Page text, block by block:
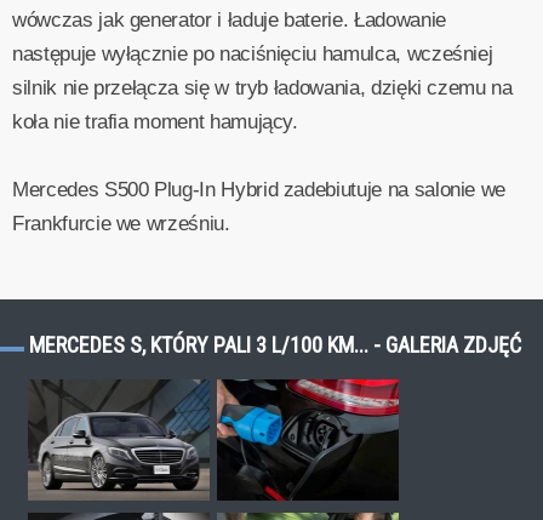
wówczas jak generator i ładuje baterie. Ładowanie
następuje wyłącznie po naciśnięciu hamulca, wcześniej
silnik nie przełącza się w tryb ładowania, dzięki czemu na
koła nie trafia moment hamujący.
Mercedes S500 Plug-In Hybrid zadebiutuje na salonie we
Frankfurcie we wrześniu.
MERCEDES S, KTÓRY PALI 3 L/100 KM... - GALERIA ZDJĘĆ